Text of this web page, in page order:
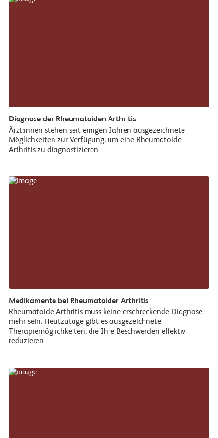
Diagnose der Rheumatoiden Arthritis
Ärzt:innen stehen seit einigen Jahren ausgezeichnete
Möglichkeiten zur Verfügung, um eine Rheumatoide
Arthritis zu diagnostizieren.
Medikamente bei Rheumatoider Arthritis
Rheumatoide Arthritis muss keine erschreckende Diagnose
mehr sein. Heutzutage gibt es ausgezeichnete
Therapiemöglichkeiten, die Ihre Beschwerden effektiv
reduzieren.